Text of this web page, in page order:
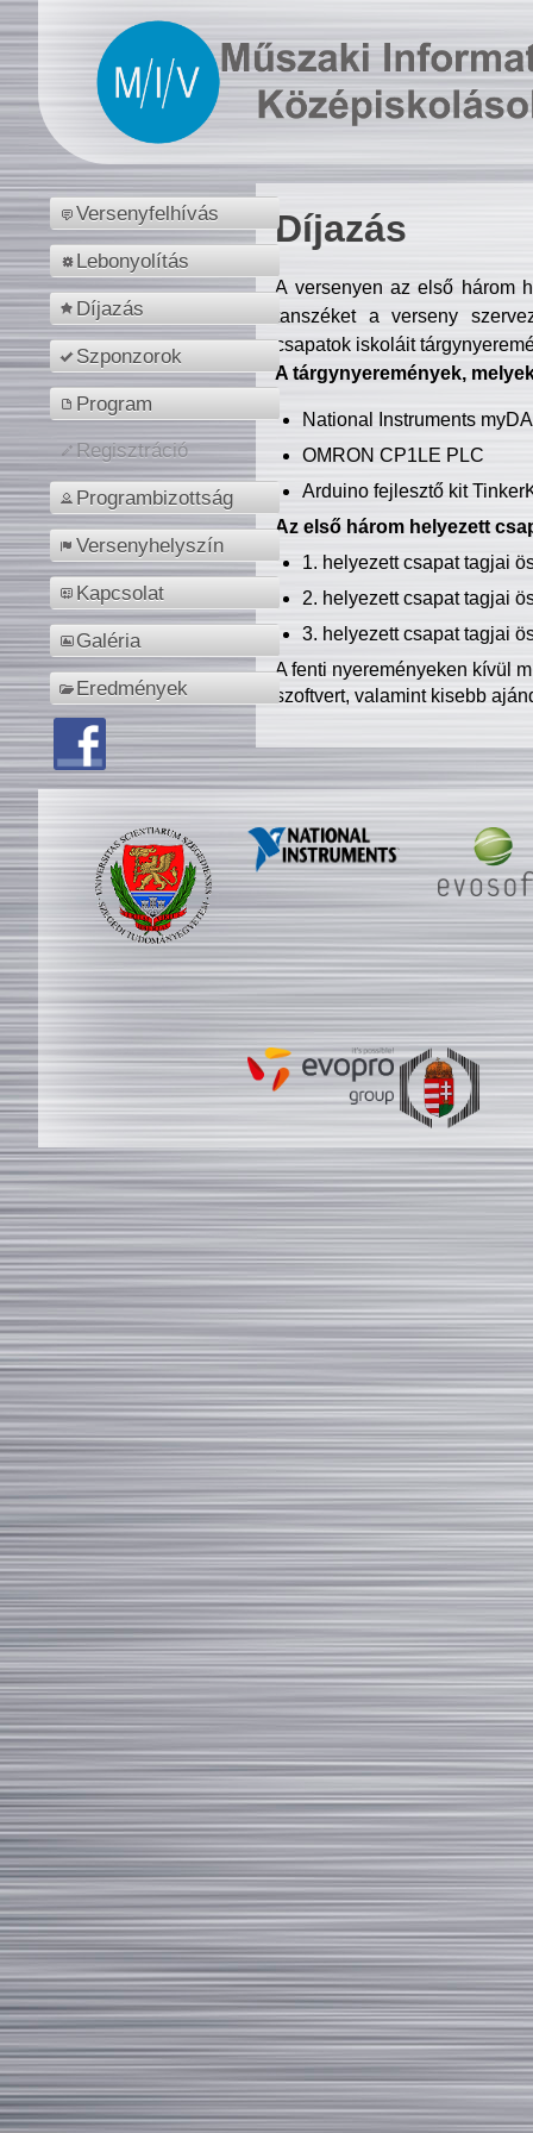
Versenyfelhívás
Lebonyolítás
Díjazás
Szponzorok
Program
Regisztráció
Programbizottság
Versenyhelyszín
Kapcsolat
Galéria
Eredmények
Díjazás
A versenyen az első három
tanszéket a verseny
csapatok iskoláit
A tárgynyeremények,
National Instruments
OMRON CP1LE PLC
Arduino fejlesztő kit
Az első három helyezett
1. helyezett csapat tagjai
2. helyezett csapat tagjai
3. helyezett csapat tagjai
A fenti nyereményeken kívül
szoftvert, valamint kisebb